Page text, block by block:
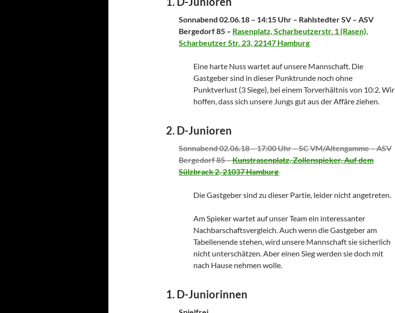
Sonnabend 02.06.18 – 14:15 Uhr – Rahlstedter SV – ASV
Bergedorf 85 – Rasenplatz, Scharbeutzerstr. 1 (Rasen),
Scharbeutzer Str. 23, 22147 Hamburg
Eine harte Nuss wartet auf unsere Mannschaft. Die
Gastgeber sind in dieser Punktrunde noch ohne
Punktverlust (3 Siege), bei einem Torverhältnis von 10:2. Wir
hoffen, dass sich unsere Jungs gut aus der Affäre ziehen.
2. D-Junioren
Sonnabend 02.06.18 – 17:00 Uhr – SC VM/Altengamme – ASV
Bergedorf 85 –Kunstrasenplatz, Zollenspieker, Auf dem
Sülzbrack 2, 21037 Hamburg
Die Gastgeber sind zu dieser Partie, leider nicht angetreten.
Am Spieker wartet auf unser Team ein interessanter
Nachbarschaftsvergleich. Auch wenn die Gastgeber am
Tabellenende stehen, wird unsere Mannschaft sie sicherlich
nicht unterschätzen. Aber einen Sieg werden sie doch mit
nach Hause nehmen wolle.
1. D-Juniorinnen